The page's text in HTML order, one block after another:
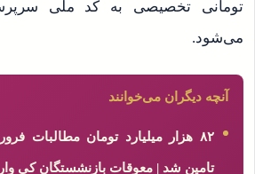
تومانی تخصیصی به کد ملی
می‌شود.
آنچه دیگران می‌خوانند
۸۲ هزار میلیارد تومان مطالبات
تامین شد | معوقات بازنشستگان کی